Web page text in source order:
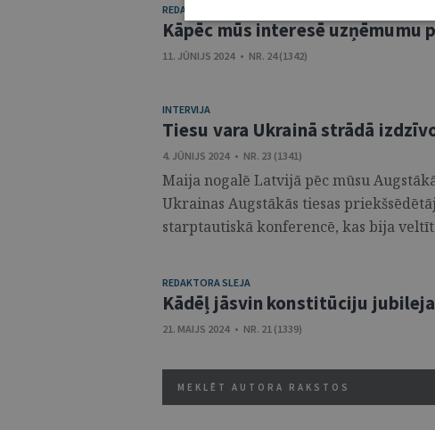
REDAKTORA SLEJA
Kāpēc mūs interesē uzņēmumu
11. JŪNIJS 2024 • NR. 24 (1342)
INTERVIJA
Tiesu vara Ukrainā strādā
4. JŪNIJS 2024 • NR. 23 (1341)
Maija nogalē Latvijā pēc mūsu
Ukrainas Augstākās tiesas
starptautiskā konferencē, kas bija
REDAKTORA SLEJA
Kādēļ jāsvin konstitūciju
21. MAIJS 2024 • NR. 21 (1339)
MEKLĒT AUTORA RAKSTOS